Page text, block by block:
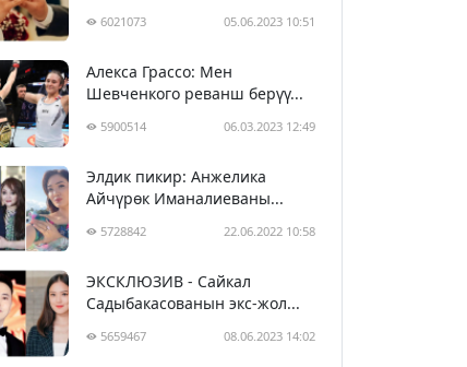
6021073 05.06.2023 10:51
Алекса Грассо: Мен
Шевченкого реванш берүү...
5900514 06.03.2023 12:49
Элдик пикир: Анжелика
Айчүрөк Иманалиеваны...
5728842 22.06.2022 10:58
ЭКСКЛЮЗИВ - Сайкал
Садыбакасованын экс-жол...
5659467 08.06.2023 14:02